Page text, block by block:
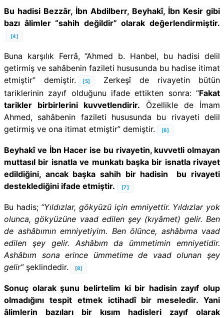
Bu hadisi Bezzâr, İbn Abdilberr, Beyhakî, İbn Kesir gibi
bazı âlimler “sahih değildir” olarak değerlendirmiştir.
[4]
Buna karşılık Ferrâ, “Ahmed b. Hanbel, bu hadisi delil
getirmiş ve sahâbenin fazileti hususunda bu hadise itimat
etmiştir” demiştir.
[5]
Zerkeşî de rivayetin bütün
tariklerinin zayıf olduğunu ifade ettikten sonra: “Fakat
tarikler birbirlerini kuvvetlendirir. Özellikle de İmam
Ahmed, sahâbenin fazileti hususunda bu rivayeti delil
getirmiş ve ona itimat etmiştir” demiştir.
[6]
Beyhakî ve İbn Hacer ise bu rivayetin, kuvvetli olmayan
muttasıl bir isnatla ve munkatı başka bir isnatla rivayet
edildiğini, ancak başka sahih bir hadisin bu rivayeti
desteklediğini ifade etmiştir.
[7]
Bu hadis; “Yıldızlar, gökyüzü için emniyettir. Yıldızlar yok
olunca, gökyüzüne vaad edilen şey (kıyâmet) gelir. Ben
de ashâbımın emniyetiyim. Ben ölünce, ashâbıma vaad
edilen şey gelir. Ashâbım da ümmetimin emniyetidir.
Ashâbım sona erince ümmetime de vaad olunan şey
gelir” şeklindedir. [8]
Sonuç olarak şunu belirtelim ki bir hadisin zayıf olup
olmadığını tespit etmek ictihadî bir meseledir. Yani
âlimlerin bazıları bir kısım hadisleri zayıf olarak